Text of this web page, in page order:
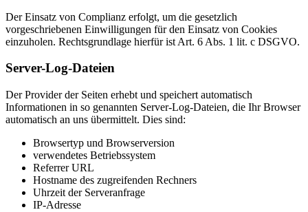
Der Einsatz von Complianz erfolgt, um die gesetzlich
vorgeschriebenen Einwilligungen für den Einsatz von Cookies
einzuholen. Rechtsgrundlage hierfür ist Art. 6 Abs. 1 lit. c DSGVO.
Server-Log-Dateien
Der Provider der Seiten erhebt und speichert automatisch
Informationen in so genannten Server-Log-Dateien, die Ihr Browser
automatisch an uns übermittelt. Dies sind:
Browsertyp und Browserversion
verwendetes Betriebssystem
Referrer URL
Hostname des zugreifenden Rechners
Uhrzeit der Serveranfrage
IP-Adresse